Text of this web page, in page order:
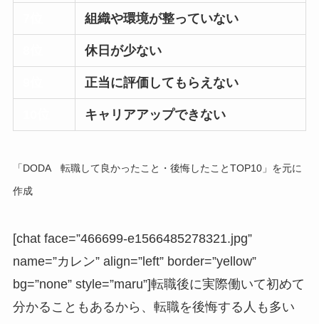
組織や環境が整っていない
休日が少ない
正当に評価してもらえない
キャリアアップできない
「DODA 転職して良かったこと・後悔したことTOP10」を元に
作成
[chat face=”466699-e1566485278321.jpg”
name=”カレン” align=”left” border=”yellow”
bg=”none” style=”maru”]転職後に実際働いて初めて
分かることもあるから、転職を後悔する人も多い